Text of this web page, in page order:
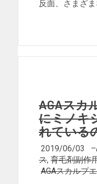
反面、さまざ
AGAスカ
にミノキ
れている
2019/06/03 –
ス, 育毛剤副作
AGAスカルプ